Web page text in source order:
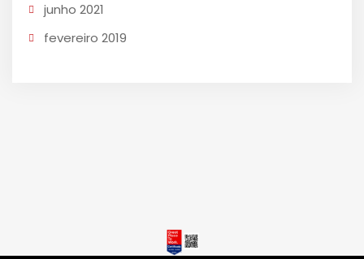
junho 2021
fevereiro 2019